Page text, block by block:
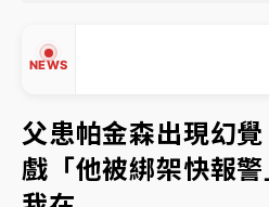
NEWS
處置制度大變革！ 證交所今
數與撮合時間
才續任就飛美國大學面試 清
到來時引起我的好奇
白海豚颱風解除海警 西南風
父患帕金森出現幻
戲「他被綁架快報